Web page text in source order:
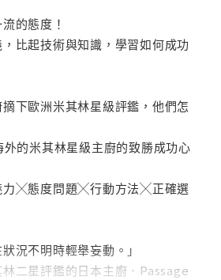
的態度！
比起技術與知識，學習如何成功
下歐洲米其林星級評鑑，他們怎
的米其林星級主廚的致勝成功心
力╳態度問題╳行動方法╳正確選
況不明時輕舉妄動。」
二星評鑑的日本主廚．Passage